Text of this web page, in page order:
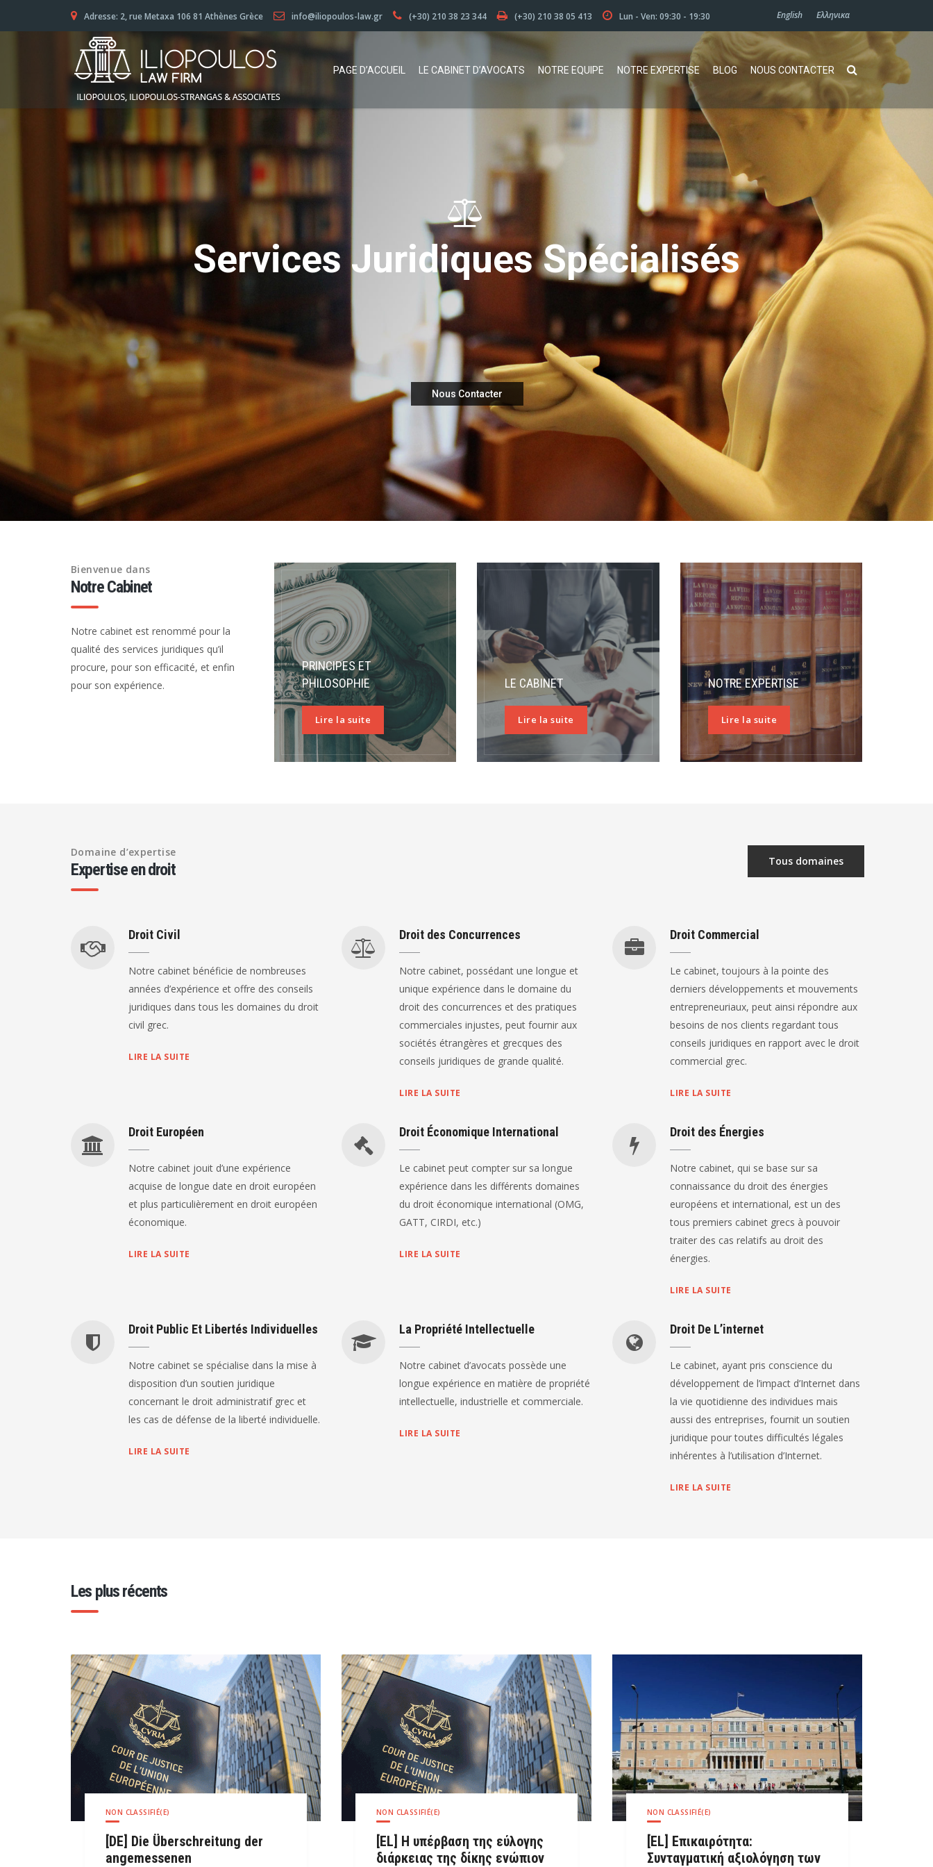
Adresse: 2, rue Metaxa 106 81 Athènes Grèce info@iliopoulos-law.gr (+30) 210 38 23 344 (+30) 210 38 05 413 Lun - Ven: 09:30 - 19:30 English Ελληνικα
PAGE D’ACCUEIL LE CABINET D’AVOCATS NOTRE EQUIPE NOTRE EXPERTISE BLOG NOUS CONTACTER
Services Juridiques Spécialisés
Nous Contacter
Bienvenue dans
Notre Cabinet
Notre cabinet est renommé pour la
qualité des services juridiques qu’il
procure, pour son efficacité, et enfin
pour son expérience.
PRINCIPES ET
PHILOSOPHIE
Lire la suite
LE CABINET
Lire la suite
NOTRE EXPERTISE
Lire la suite
Domaine d’expertise
Expertise en droit Tous domaines
Droit Civil
Notre cabinet bénéficie de nombreuses
années d’expérience et offre des conseils
juridiques dans tous les domaines du droit
civil grec.
LIRE LA SUITE
Droit des Concurrences
Notre cabinet, possédant une longue et
unique expérience dans le domaine du
droit des concurrences et des pratiques
commerciales injustes, peut fournir aux
sociétés étrangères et grecques des
conseils juridiques de grande qualité.
LIRE LA SUITE
Droit Commercial
Le cabinet, toujours à la pointe des
derniers développements et mouvements
entrepreneuriaux, peut ainsi répondre aux
besoins de nos clients regardant tous
conseils juridiques en rapport avec le droit
commercial grec.
LIRE LA SUITE
Droit Européen
Notre cabinet jouit d’une expérience
acquise de longue date en droit européen
et plus particulièrement en droit européen
économique.
LIRE LA SUITE
Droit Économique International
Le cabinet peut compter sur sa longue
expérience dans les différents domaines
du droit économique international (OMG,
GATT, CIRDI, etc.)
LIRE LA SUITE
Droit des Énergies
Notre cabinet, qui se base sur sa
connaissance du droit des énergies
européens et international, est un des
tous premiers cabinet grecs à pouvoir
traiter des cas relatifs au droit des
énergies.
LIRE LA SUITE
Droit Public Et Libertés Individuelles
Notre cabinet se spécialise dans la mise à
disposition d’un soutien juridique
concernant le droit administratif grec et
les cas de défense de la liberté individuelle.
LIRE LA SUITE
La Propriété Intellectuelle
Notre cabinet d’avocats possède une
longue expérience en matière de propriété
intellectuelle, industrielle et commerciale.
LIRE LA SUITE
Droit De L’internet
Le cabinet, ayant pris conscience du
développement de l’impact d’Internet dans
la vie quotidienne des individues mais
aussi des entreprises, fournit un soutien
juridique pour toutes difficultés légales
inhérentes à l’utilisation d’Internet.
LIRE LA SUITE
Les plus récents
NON CLASSIFIÉ(E)
[DE] Die Überschreitung der
angemessenen
NON CLASSIFIÉ(E)
[EL] Η υπέρβαση της εύλογης
διάρκειας της δίκης ενώπιον
NON CLASSIFIÉ(E)
[EL] Επικαιρότητα:
Συνταγματική αξιολόγηση των